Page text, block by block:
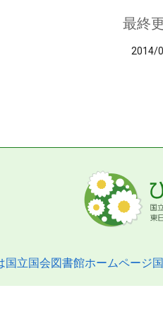
最終
2014/
国立国会図書館ホームページ